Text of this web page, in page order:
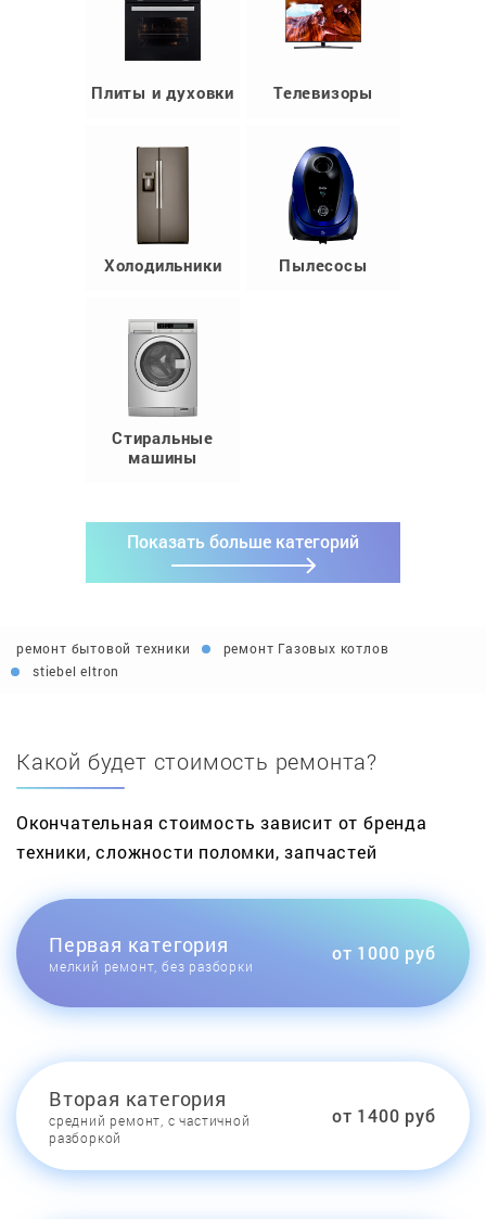
Плиты и духовки Телевизоры
Холодильники Пылесосы
Стиральные
машины
Показать больше категорий
ремонт бытовой техники
ремонт Газовых котлов
stiebel eltron
Какой будет стоимость ремонта?
Окончательная стоимость зависит от бренда
техники, сложности поломки, запчастей
Первая категория
мелкий ремонт, без разборки
от 1000 руб
Вторая категория
средний ремонт, с частичной
разборкой
от 1400 руб